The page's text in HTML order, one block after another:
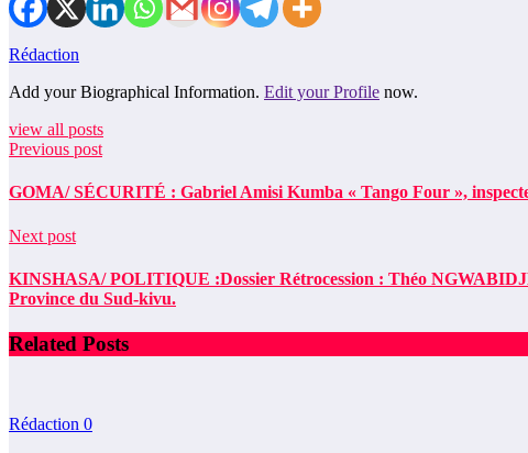
Rédaction
Add your Biographical Information. Edit your Profile now.
view all posts
Previous post
GOMA/ SÉCURITÉ : Gabriel Amisi Kumba « Tango Four »,
Next post
KINSHASA/ POLITIQUE :Dossier Rétrocession : Théo
Province du Sud-kivu.
Related Posts
Rédaction 0